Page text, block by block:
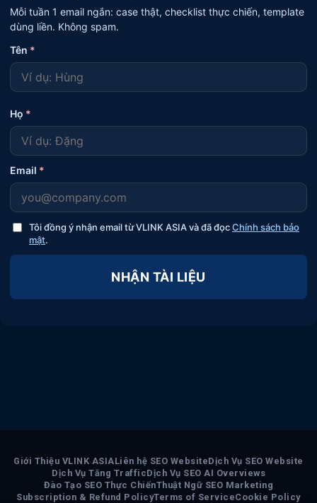
Mỗi tuần 1 email ngắn: case thật, checklist thực chiến, template
dùng liền. Không spam.
Tên *
Họ *
Email *
Tôi đồng ý nhận email từ VLINK ASIA và đã đọcChính sách bảo
mật.
NHẬN TÀI LIỆU
Giới Thiệu VLINK ASIALiên hệ SEO WebsiteDịch Vụ SEO Website
Dịch Vụ Tăng TrafficDịch Vụ SEO AI Overviews
Đào Tạo SEO Thực ChiếnThuật Ngữ SEO Marketing
Subscription & Refund PolicyTerms of ServiceCookie Policy